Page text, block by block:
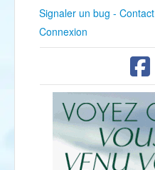
Signaler un bug - Contact
Connexion